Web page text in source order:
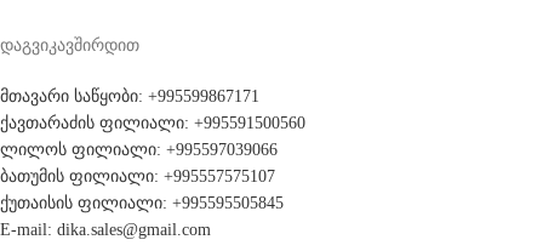
დაგვიკავშირდით
მთავარი საწყობი: +995599867171
ქავთარაძის ფილიალი: +995591500560
ლილოს ფილიალი: +995597039066
ბათუმის ფილიალი: +995557575107
ქუთაისის ფილიალი: +995595505845
E-mail: dika.sales@gmail.com